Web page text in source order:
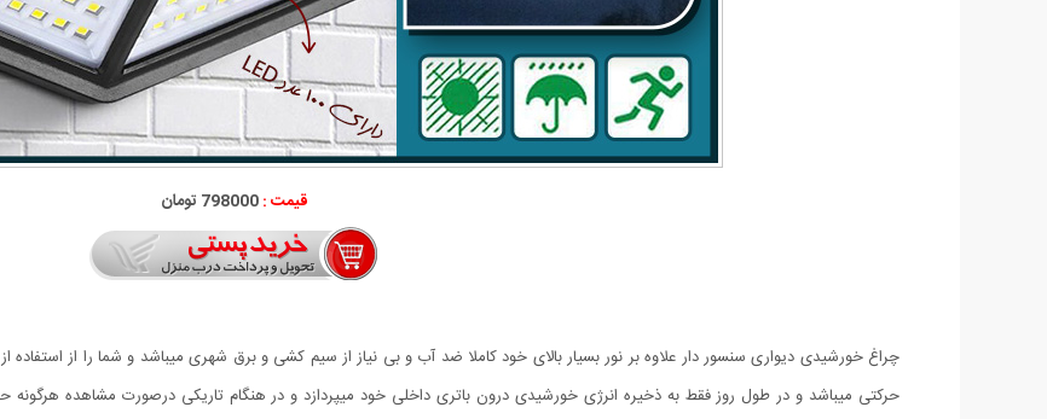
قیمت :798000 تومان
چراغ خورشیدی دیواری سنسور دار علاوه بر نور بسیار بالای خود کاملا ضد آب و بی نیاز از سیم کشی و برق شهری میباشد و شما را از
حرکتی میباشد و در طول روز فقط به ذخیره انرژی خورشیدی درون باتری داخلی خود میپردازد و در هنگام تاریکی درصورت مشاهده